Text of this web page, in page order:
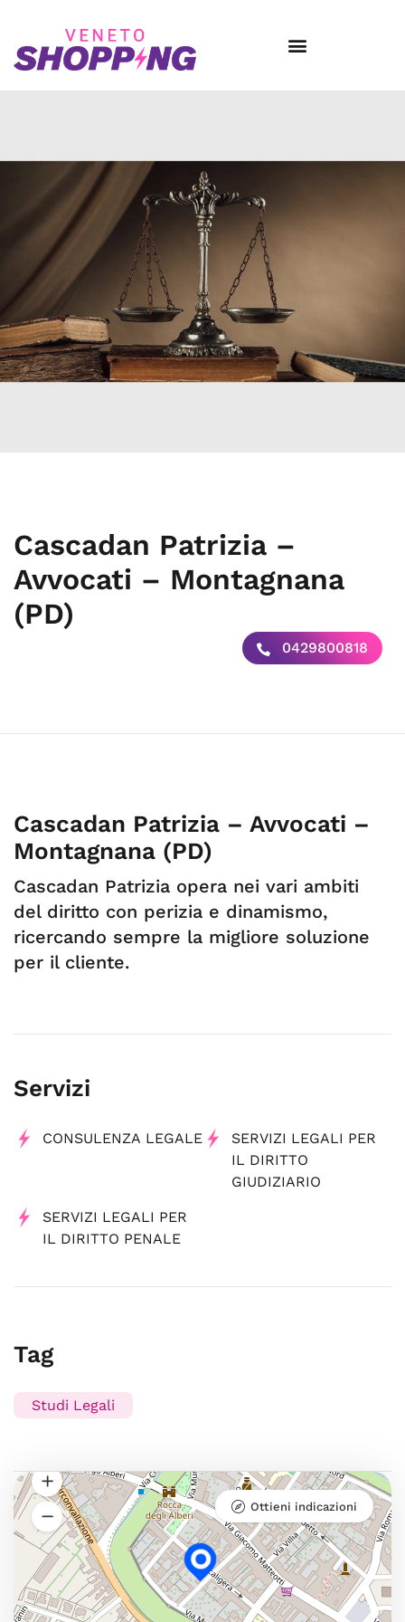
Cascadan Patrizia –
Avvocati – Montagnana
(PD)
0429800818
Cascadan Patrizia – Avvocati –
Montagnana (PD)
Cascadan Patrizia opera nei vari ambiti
del diritto con perizia e dinamismo,
ricercando sempre la migliore soluzione
per il cliente.
Servizi
CONSULENZA LEGALE
SERVIZI LEGALI PER
IL DIRITTO
GIUDIZIARIO
SERVIZI LEGALI PER
IL DIRITTO PENALE
Tag
Studi Legali
Ottieni indicazioni